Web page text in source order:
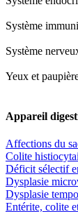
Système
Système
Yeux et
Appareil
Affections du
Colite
Déficit sélectif
Dysplasie
Dysplasie
Entérite, colite